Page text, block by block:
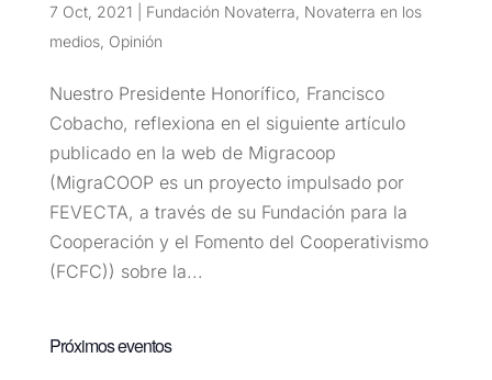
7 Oct, 2021 Fundación Novaterra Novaterra en los
medios, Opinión
Nuestro Presidente Honorífico, Francisco
Cobacho, reflexiona en el siguiente artículo
publicado en la web de Migracoop
(MigraCOOP es un proyecto impulsado por
FEVECTA, a través de su Fundación para la
Cooperación y el Fomento del Cooperativismo
(FCFC)) sobre la...
Próximos eventos